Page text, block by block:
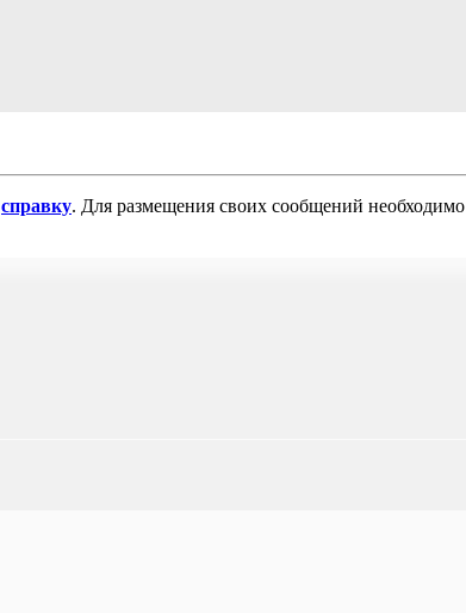
справку. Для размещения своих сообщений необходимо